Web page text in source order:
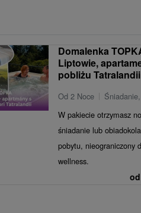
Domalenka
Liptowie,
pobliżu
Od 2 Noce
W pakiecie otrzymasz
śniadanie lub
pobytu, nieograniczony
wellness.
od